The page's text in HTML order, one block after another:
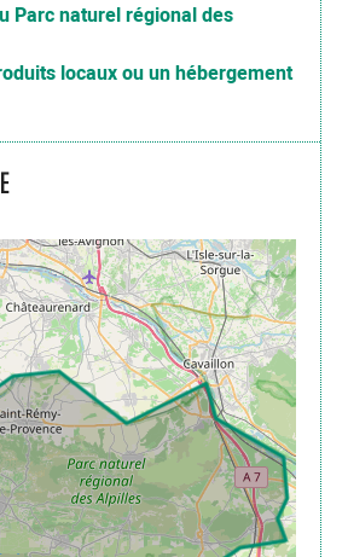
Parc naturel régional des
locaux ou un hébergement